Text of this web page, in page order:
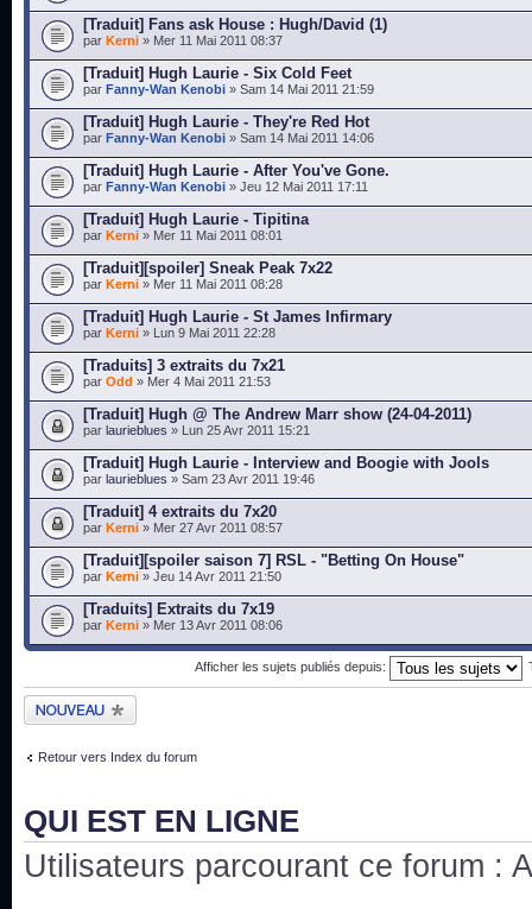
[Traduit] Fans ask House : Hugh/David (1)
par Kerni » Mer 11 Mai 2011 08:37
[Traduit] Hugh Laurie - Six Cold Feet
par Fanny-Wan Kenobi » Sam 14 Mai 2011 21:59
[Traduit] Hugh Laurie - They're Red Hot
par Fanny-Wan Kenobi » Sam 14 Mai 2011 14:06
[Traduit] Hugh Laurie - After You've Gone.
par Fanny-Wan Kenobi » Jeu 12 Mai 2011 17:11
[Traduit] Hugh Laurie - Tipitina
par Kerni » Mer 11 Mai 2011 08:01
[Traduit][spoiler] Sneak Peak 7x22
par Kerni » Mer 11 Mai 2011 08:28
[Traduit] Hugh Laurie - St James Infirmary
par Kerni » Lun 9 Mai 2011 22:28
[Traduits] 3 extraits du 7x21
par Odd » Mer 4 Mai 2011 21:53
[Traduit] Hugh @ The Andrew Marr show (24-04-2011)
par laurieblues » Lun 25 Avr 2011 15:21
[Traduit] Hugh Laurie - Interview and Boogie with Jools
par laurieblues » Sam 23 Avr 2011 19:46
[Traduit] 4 extraits du 7x20
par Kerni » Mer 27 Avr 2011 08:57
[Traduit][spoiler saison 7] RSL - "Betting On House"
par Kerni » Jeu 14 Avr 2011 21:50
[Traduits] Extraits du 7x19
par Kerni » Mer 13 Avr 2011 08:06
Afficher les sujets publiés depuis:
Publier un nouveau
sujet
Retour vers Index du forum
QUI EST EN LIGNE
Utilisateurs parcourant ce forum :